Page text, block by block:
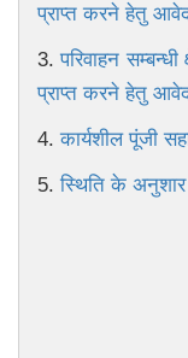
प्राप्त करने हेतु
3.परिवाहन
प्राप्त करने हेतु
4.कार्यशील पूंजी
5.स्थिति के अनुशार